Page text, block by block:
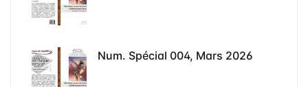
Num. Spécial 004, Mars 2026